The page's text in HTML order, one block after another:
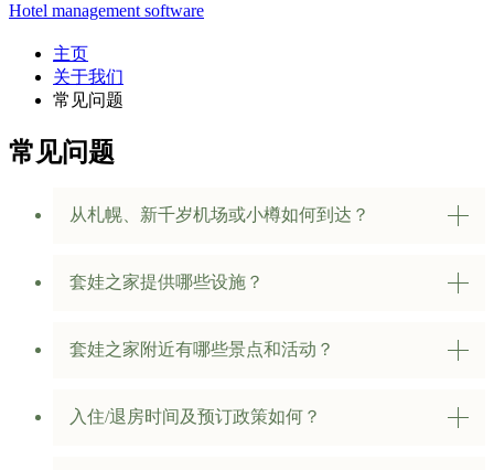
Hotel management software
主页
关于我们
常见问题
常见问题
从札幌、新千岁机场或小樽如何到达？
约20公里，可通过租车、乘坐JR列车到余市站或搭
乘当地巴士抵达，若从小樽出发，出租车或租车是
套娃之家提供哪些设施？
均设有厨房、独立浴室、高速Wi-Fi、空调、暖气和
宽敞客厅，同时拥有露台、烧烤区、停车位，并可
套娃之家附近有哪些景点和活动？
林步道等自然景点，附近热门景点包括Nikka
Whisky余市蒸馏所、余市葡萄酒厂、本地海鲜市
入住/退房时间及预订政策如何？